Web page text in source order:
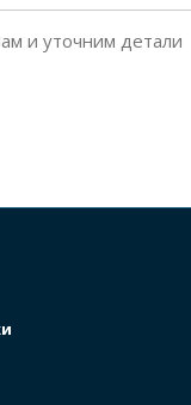
и уточним детали